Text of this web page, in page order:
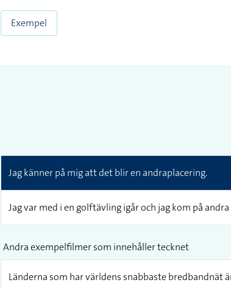
Exempel
Jag känner på mig att det blir en andraplacering.
Jag var med i en golftävling igår och jag kom på
Andra exempelfilmer som innehåller tecknet
Länderna som har världens snabbaste bredbandnät